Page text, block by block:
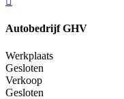
Autobedrijf GHV
Werkplaats
Gesloten
Verkoop
Gesloten